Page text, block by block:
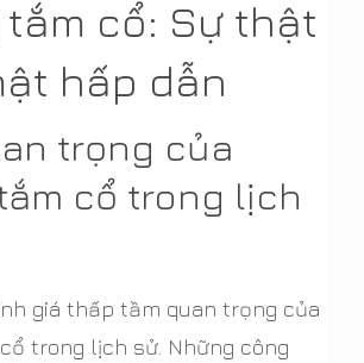
cổ: Sự thật
hấp dẫn
trọng của
cổ trong lịch
giá thấp tầm quan trọng của
trong lịch sử. Những công